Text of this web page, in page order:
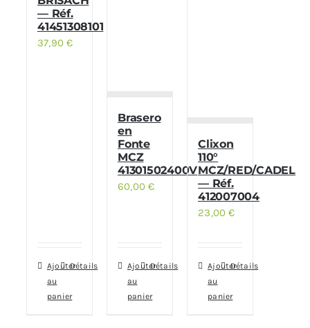
— Réf.
41451308101
37,90€
Ajouter
au
panier
Détails
Brasero
en
Fonte
MCZ
41301502400V
60,00€
Ajouter
au
panier
Détails
Clixon
110°
MCZ/RED/CADEL
— Réf.
412007004
23,00€
Ajouter
au
panier
Détails